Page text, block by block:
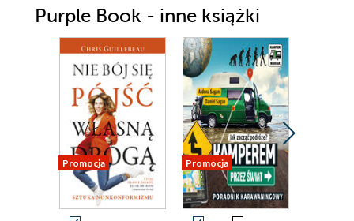
Purple Book - inne książki
Promocja Promocja